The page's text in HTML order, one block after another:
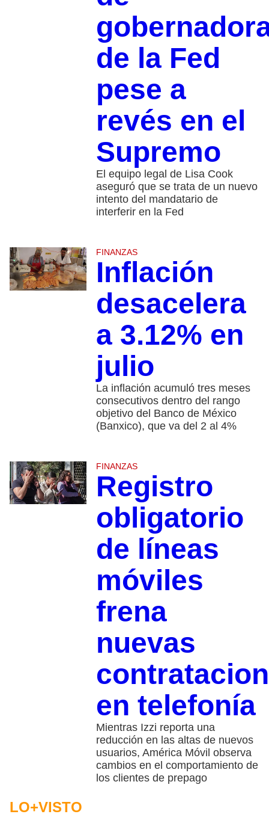
de la Fed
pese a
revés en el
Supremo
El equipo legal de Lisa Cook
aseguró que se trata de un nuevo
intento del mandatario de
interferir en la Fed
FINANZAS
Inflación
desacelera
a 3.12% en
julio
La inflación acumuló tres meses
consecutivos dentro del rango
objetivo del Banco de México
(Banxico), que va del 2 al 4%
FINANZAS
Registro
obligatorio
de líneas
móviles
frena
nuevas
en telefonía
Mientras Izzi reporta una
reducción en las altas de nuevos
usuarios, América Móvil observa
cambios en el comportamiento de
los clientes de prepago
LO+VISTO